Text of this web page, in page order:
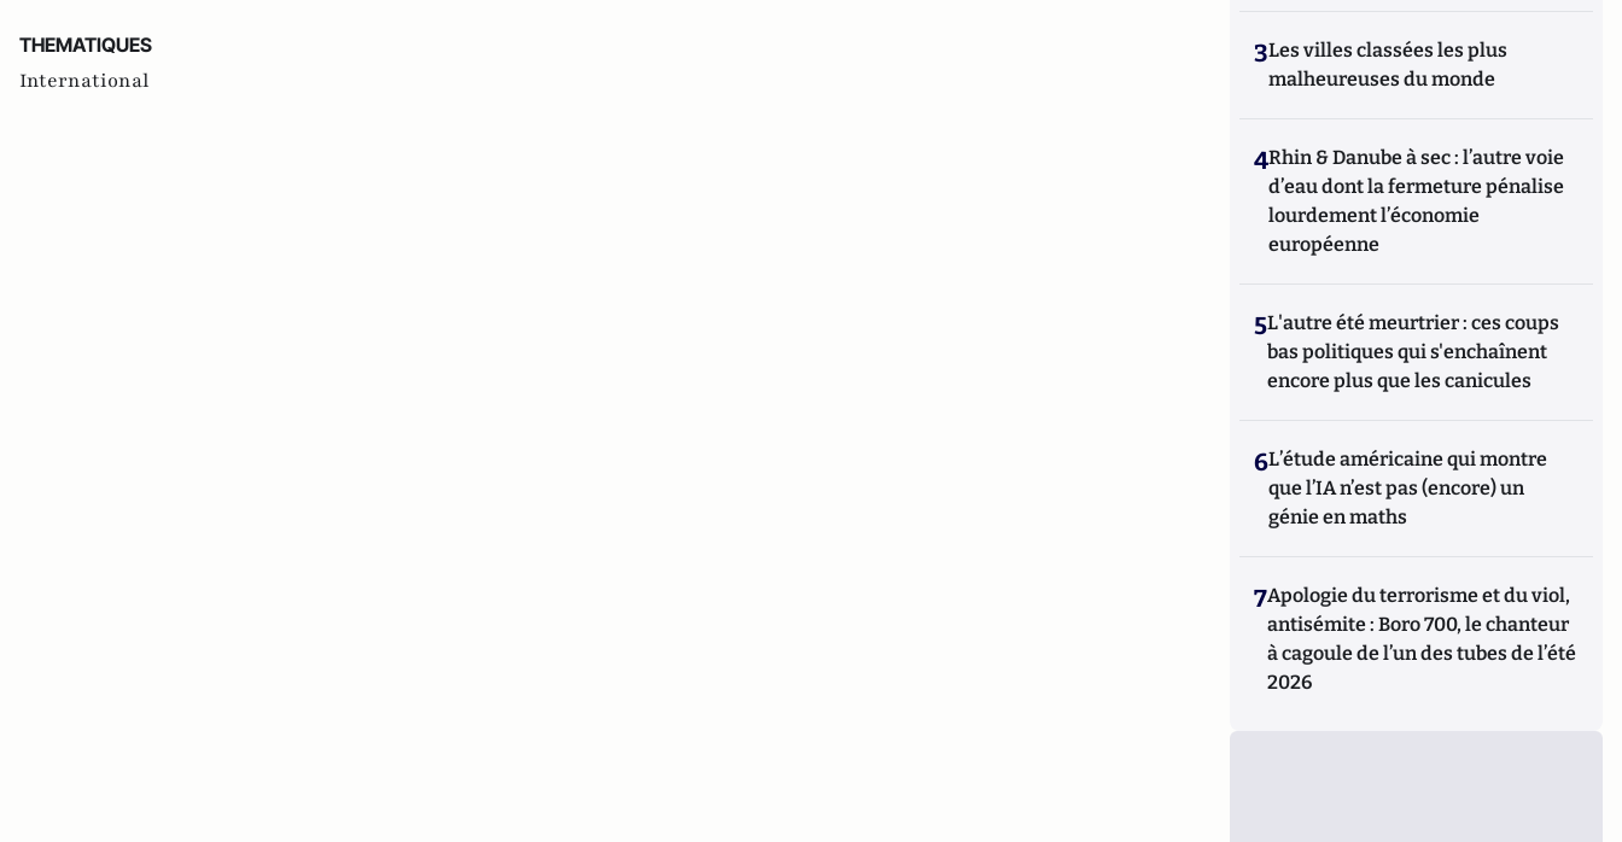
THEMATIQUES
International
3Les villes classées les plus
malheureuses du monde
4Rhin & Danube à sec : l’autre voie
d’eau dont la fermeture pénalise
lourdement l’économie
européenne
5L'autre été meurtrier : ces coups
bas politiques qui s'enchaînent
encore plus que les canicules
6L’étude américaine qui montre
que l’IA n’est pas (encore) un
génie en maths
7Apologie du terrorisme et du viol,
antisémite : Boro 700, le chanteur
à cagoule de l’un des tubes de l’été
2026